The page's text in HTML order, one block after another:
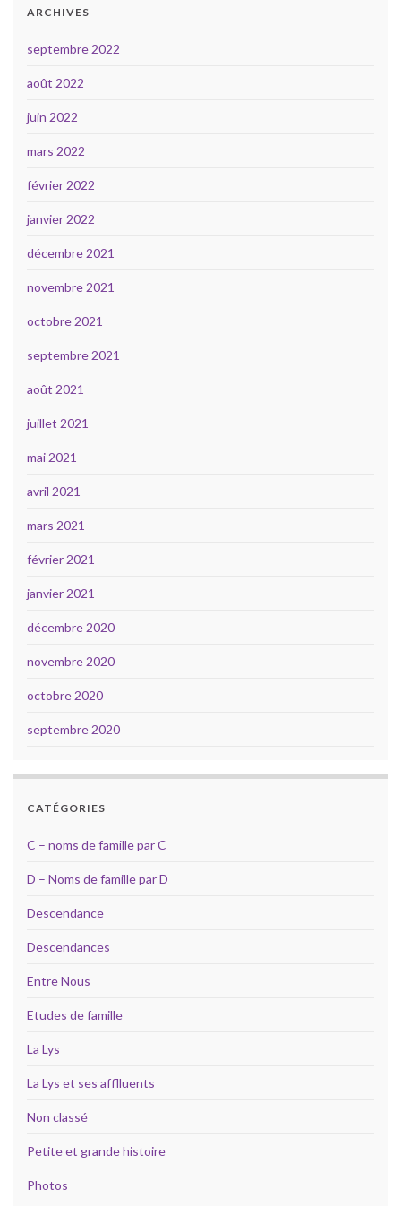
ARCHIVES
septembre 2022
août 2022
juin 2022
mars 2022
février 2022
janvier 2022
décembre 2021
novembre 2021
octobre 2021
septembre 2021
août 2021
juillet 2021
mai 2021
avril 2021
mars 2021
février 2021
janvier 2021
décembre 2020
novembre 2020
octobre 2020
septembre 2020
CATÉGORIES
C – noms de famille par C
D – Noms de famille par D
Descendance
Descendances
Entre Nous
Etudes de famille
La Lys
La Lys et ses afflluents
Non classé
Petite et grande histoire
Photos